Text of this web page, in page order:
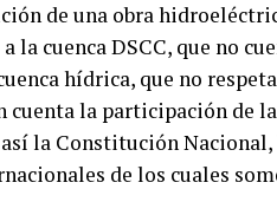
de una obra
la cuenca DSCC, que no
hídrica, que no
cuenta la participación de
la Constitución Nacional,
de los cuales